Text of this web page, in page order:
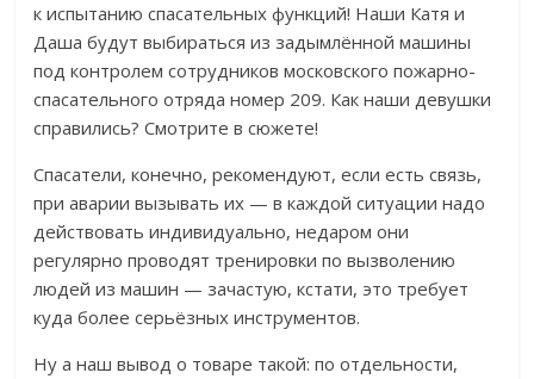
к испытанию спасательных функций! Наши Катя и
Даша будут выбираться из задымлённой машины
под контролем сотрудников московского пожарно-
спасательного отряда номер 209. Как наши девушки
справились? Смотрите в сюжете!
Спасатели, конечно, рекомендуют, если есть связь,
при аварии вызывать их — в каждой ситуации надо
действовать индивидуально, недаром они
регулярно проводят тренировки по вызволению
людей из машин — зачастую, кстати, это требует
куда более серьёзных инструментов.
Ну а наш вывод о товаре такой: по отдельности,